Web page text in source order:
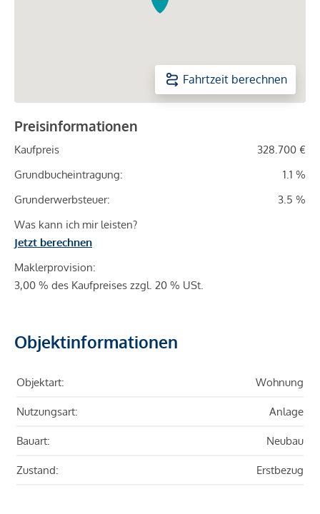
Fahrtzeit berechnen
Preisinformationen
Kaufpreis
328.700 €
Grundbucheintragung:
1.1 %
Grunderwerbsteuer:
3.5 %
Was kann ich mir leisten?
Jetzt berechnen
Maklerprovision:
3,00 % des Kaufpreises zzgl. 20 % USt.
Objektinformationen
Objektart: Wohnung
Nutzungsart: Anlage
Bauart: Neubau
Zustand: Erstbezug